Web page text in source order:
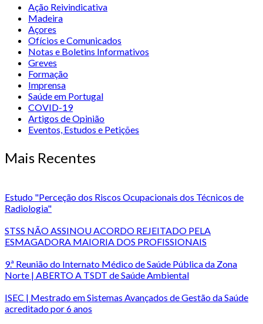
Ação Reivindicativa
Madeira
Açores
Ofícios e Comunicados
Notas e Boletins Informativos
Greves
Formação
Imprensa
Saúde em Portugal
COVID-19
Artigos de Opinião
Eventos, Estudos e Petições
Mais Recentes
Estudo "Perceção dos Riscos Ocupacionais dos Técnicos de
Radiologia"
STSS NÃO ASSINOU ACORDO REJEITADO PELA
ESMAGADORA MAIORIA DOS PROFISSIONAIS
9.ª Reunião do Internato Médico de Saúde Pública da Zona
Norte | ABERTO A TSDT de Saúde Ambiental
ISEC | Mestrado em Sistemas Avançados de Gestão da Saúde
acreditado por 6 anos